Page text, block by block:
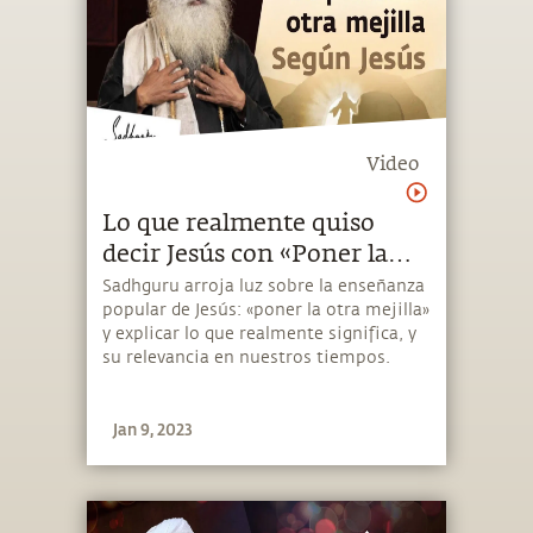
Video
Lo que realmente quiso
decir Jesús con «Poner la
otra mejilla» | Sadhguru
Español
Sadhguru arroja luz sobre la enseñanza
popular de Jesús: «poner la otra mejilla»
y explicar lo que realmente significa, y
su relevancia en nuestros tiempos.
Jan 9, 2023